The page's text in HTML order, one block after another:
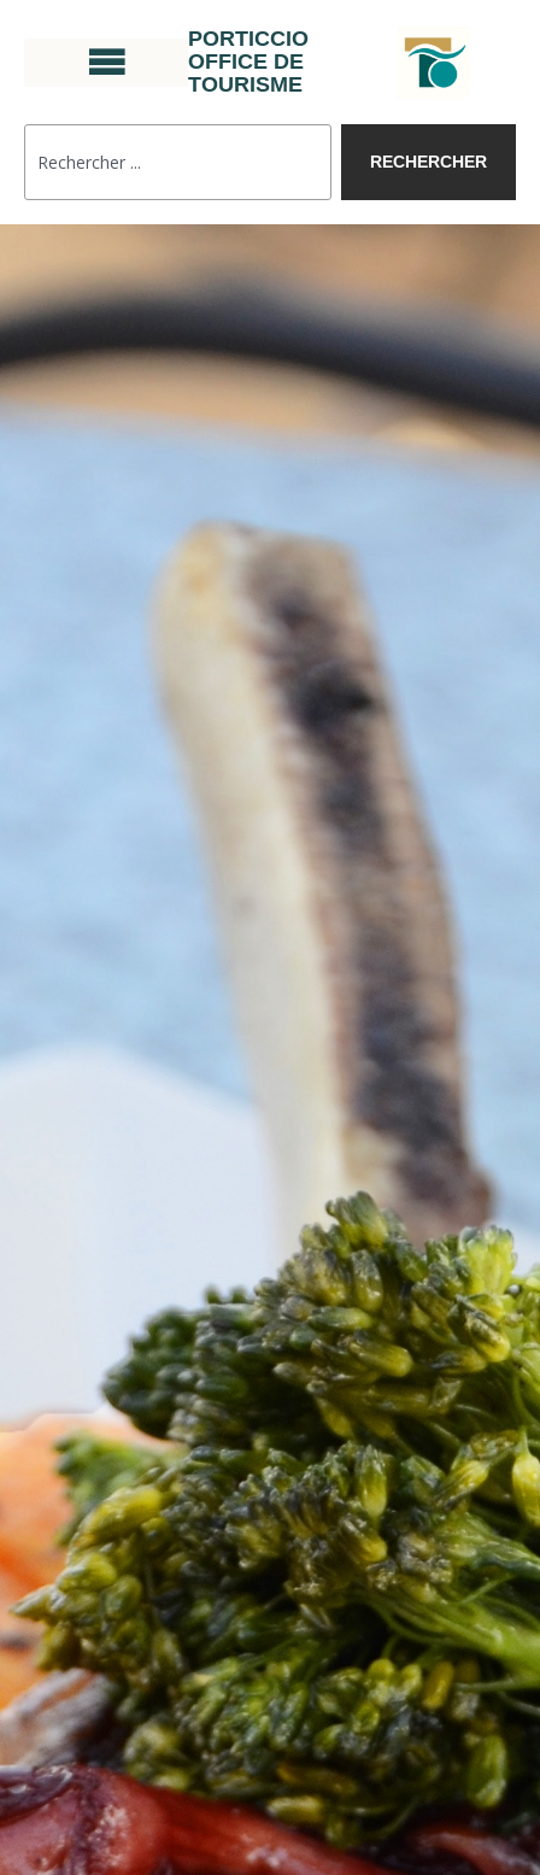
PORTICCIO
OFFICE DE
TOURISME
RECHERCHER